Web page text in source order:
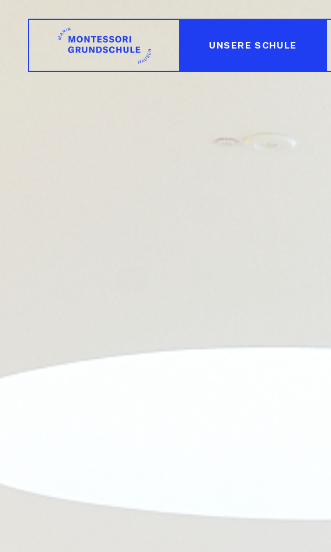
WILLKOMMEN UNSERE SCHULE